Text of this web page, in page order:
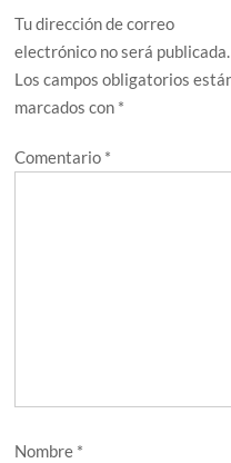
Tu dirección de correo
electrónico no será publicada.
Los campos obligatorios
marcados con *
Comentario *
Nombre *